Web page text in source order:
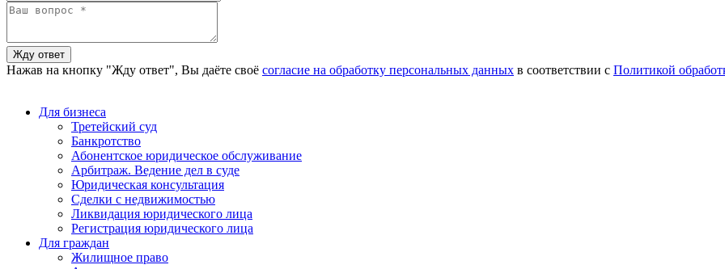
Нажав на кнопку "Жду ответ", Вы даёте своё согласие на обработку персональных данных в соответствии с Политикой
Для бизнеса
Третейский суд
Банкротство
Абонентское юридическое обслуживание
Арбитраж. Ведение дел в суде
Юридическая консультация
Сделки с недвижимостью
Ликвидация юридического лица
Регистрация юридического лица
Для граждан
Жилищное право